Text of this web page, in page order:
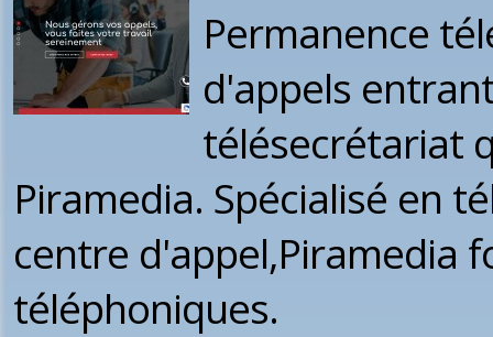
Permanence
d'appels
télésecrétariat
Piramedia. Spécialisé en
centre d'appel,Piramedia
téléphoniques.